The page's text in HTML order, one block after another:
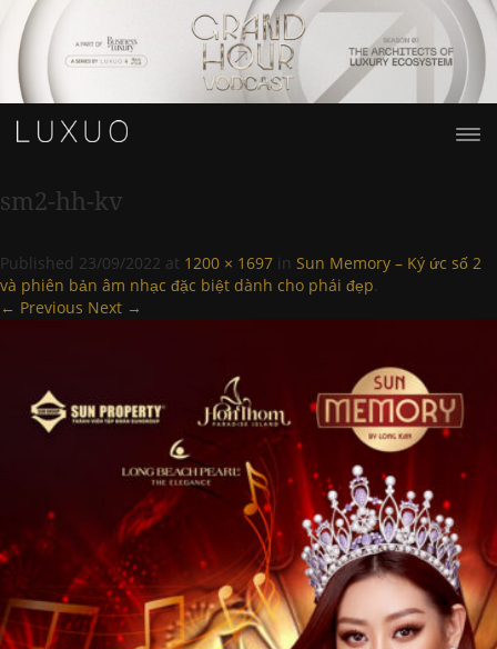
sm2-hh-kv
Published 23/09/2022 at 1200 × 1697 in Sun Memory – Ký ức số 2
và phiên bản âm nhạc đặc biệt dành cho phái đẹp.
← Previous Next →